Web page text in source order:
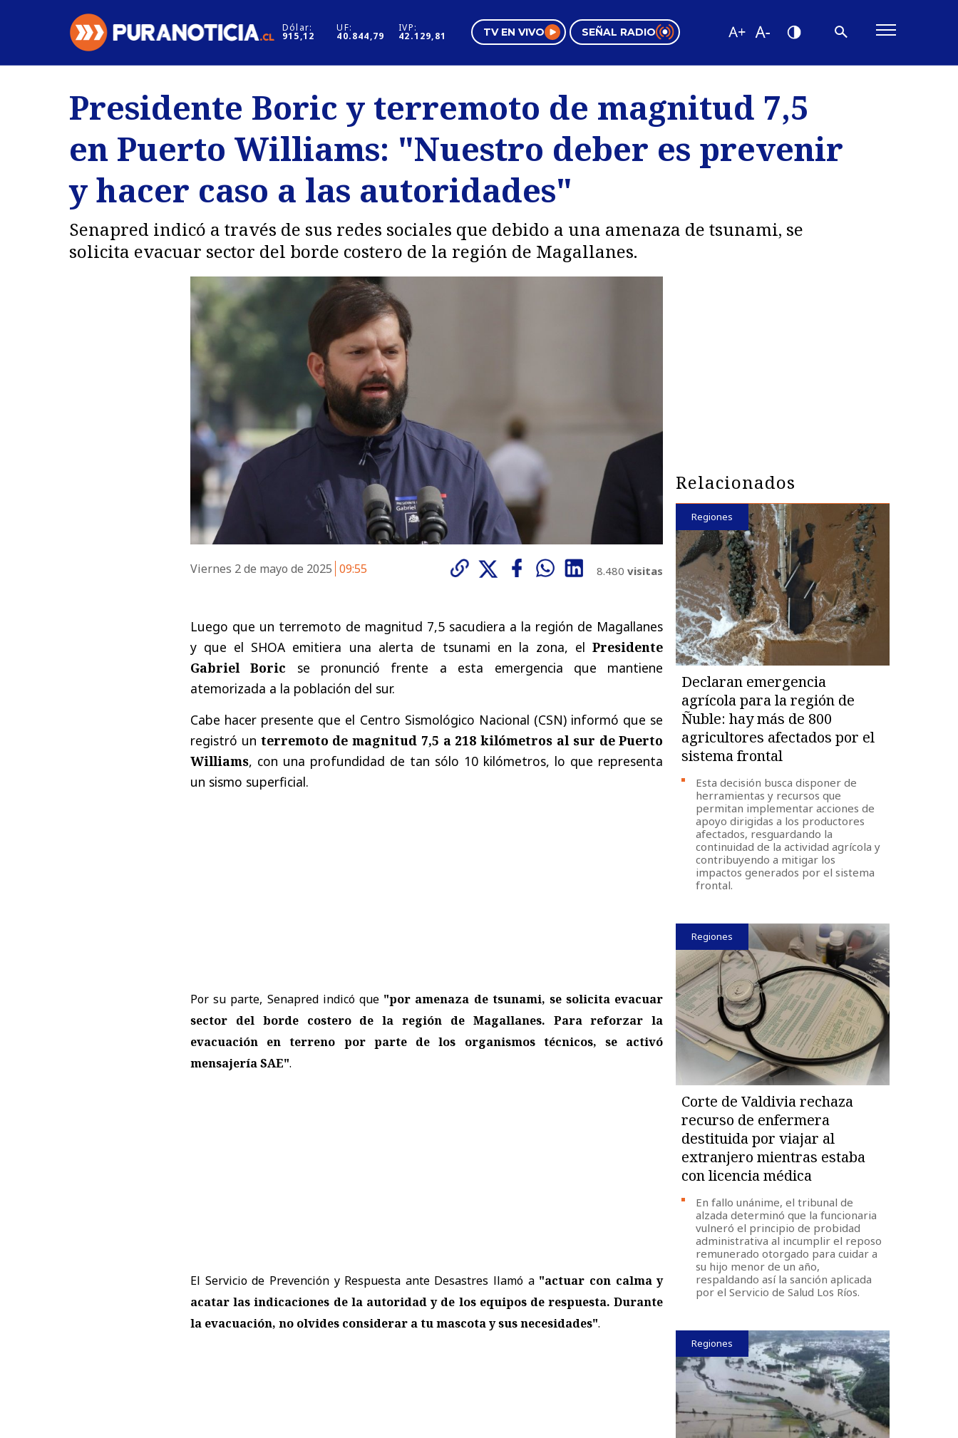
Dólar:
915,12
UF:
40.844,79
IVP:
42.129,81 TV EN VIVO SEÑAL RADIO
Regiones
Deportes
Internacional
Motores
Negocios
Pura Mujer
Tendencias
Videos
Presidente Boric y terremoto de magnitud 7,5
en Puerto Williams: "Nuestro deber es prevenir
y hacer caso a las autoridades"
Senapred indicó a través de sus redes sociales que debido a una amenaza de tsunami, se
solicita evacuar sector del borde costero de la región de Magallanes.
Viernes 2 de mayo de 2025 09:55 8.480 visitas
Luego que un terremoto de magnitud 7,5 sacudiera a la región de Magallanes
y que el SHOA emitiera una alerta de tsunami en la zona, elPresidente
Gabriel Boric se pronunció frente a esta emergencia que mantiene
atemorizada a la población del sur.
Cabe hacer presente que el Centro Sismológico Nacional (CSN) informó que se
registró un terremoto de magnitud 7,5 a 218 kilómetros al sur de Puerto
Williams, con una profundidad de tan sólo 10 kilómetros, lo que representa
un sismo superficial.
Por su parte, Senapred indicó que"por amenaza de tsunami, se solicita evacuar
sector del borde costero de la región de Magallanes. Para reforzar la
evacuación en terreno por parte de los organismos técnicos, se activó
mensajería SAE".
El Servicio de Prevención y Respuesta ante Desastres llamó a "actuar con calma y
acatar las indicaciones de la autoridad y de los equipos de respuesta. Durante
la evacuación, no olvides considerar a tu mascota y sus necesidades".
Relacionados
Regiones
Declaran emergencia
agrícola para la región de
Ñuble: hay más de 800
agricultores afectados por el
sistema frontal
Esta decisión busca disponer de
herramientas y recursos que
permitan implementar acciones de
apoyo dirigidas a los productores
afectados, resguardando la
continuidad de la actividad agrícola y
contribuyendo a mitigar los
impactos generados por el sistema
frontal.
Regiones
Corte de Valdivia rechaza
recurso de enfermera
destituida por viajar al
extranjero mientras estaba
con licencia médica
En fallo unánime, el tribunal de
alzada determinó que la funcionaria
vulneró el principio de probidad
administrativa al incumplir el reposo
remunerado otorgado para cuidar a
su hijo menor de un año,
respaldando así la sanción aplicada
por el Servicio de Salud Los Ríos.
Regiones